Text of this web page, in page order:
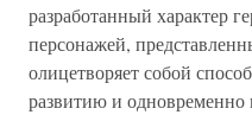
разработанный характер
персонажей,
олицетворяет собой
развитию и